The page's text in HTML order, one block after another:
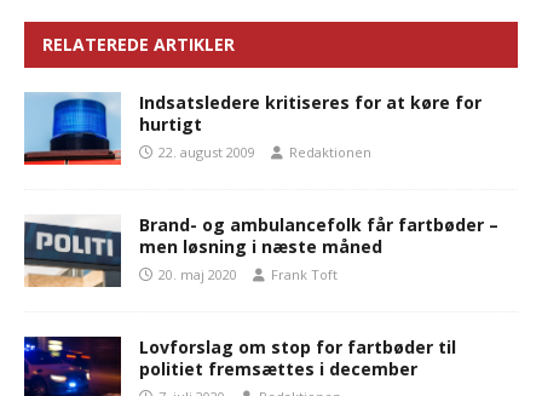
RELATEREDE ARTIKLER
Indsatsledere kritiseres for at køre for
hurtigt
22. august 2009 Redaktionen
Brand- og ambulancefolk får fartbøder –
men løsning i næste måned
20. maj 2020 Frank Toft
Lovforslag om stop for fartbøder til
politiet fremsættes i december